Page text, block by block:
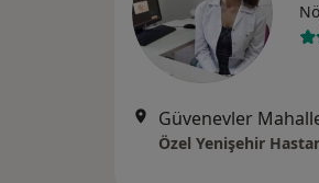
Özel Yenişehir